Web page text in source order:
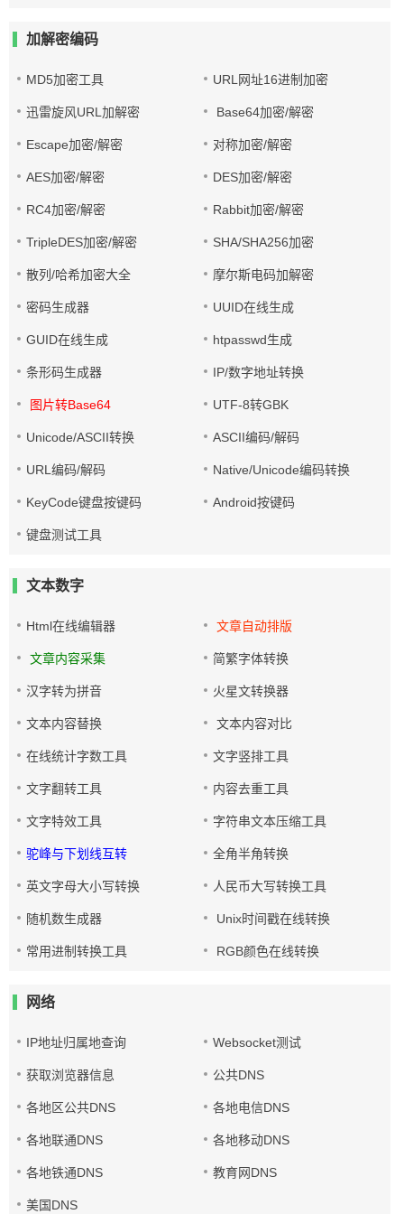
加解密编码
MD5加密工具 URL网址16进制加密
迅雷旋风URL加解密 Base64加密/解密
Escape加密/解密 对称加密/解密
AES加密/解密 DES加密/解密
RC4加密/解密 Rabbit加密/解密
TripleDES加密/解密 SHA/SHA256加密
散列/哈希加密大全 摩尔斯电码加解密
密码生成器 UUID在线生成
GUID在线生成 htpasswd生成
条形码生成器 IP/数字地址转换
图片转Base64 UTF-8转GBK
Unicode/ASCII转换 ASCII编码/解码
URL编码/解码 Native/Unicode编码转换
KeyCode键盘按键码 Android按键码
键盘测试工具
文本数字
Html在线编辑器 文章自动排版
文章内容采集 简繁字体转换
汉字转为拼音 火星文转换器
文本内容替换 文本内容对比
在线统计字数工具 文字竖排工具
文字翻转工具 内容去重工具
文字特效工具 字符串文本压缩工具
驼峰与下划线互转 全角半角转换
英文字母大小写转换 人民币大写转换工具
随机数生成器 Unix时间戳在线转换
常用进制转换工具 RGB颜色在线转换
网络
IP地址归属地查询 Websocket测试
获取浏览器信息 公共DNS
各地区公共DNS 各地电信DNS
各地联通DNS 各地移动DNS
各地铁通DNS 教育网DNS
美国DNS